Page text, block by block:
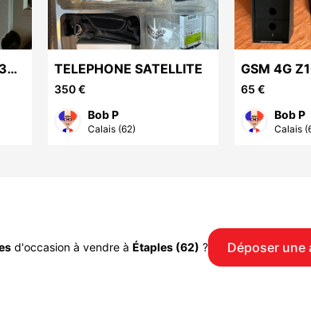
TELEPHONE SATELLITE
350 €
Bob P
Calais (62)
GSM
65 €
Bob P
Calais
d'occasion à vendre à Étaples (62) ? Déposer une